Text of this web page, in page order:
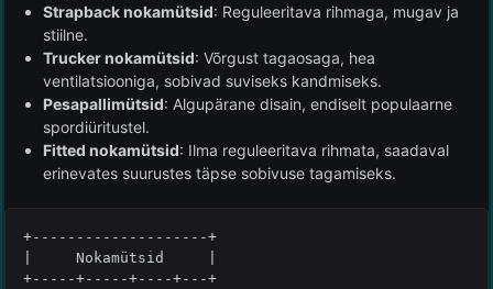
Strapback nokamütsid: Reguleeritava rihmaga, mugav ja
stiilne.
Trucker nokamütsid: Võrgust tagaosaga, hea
ventilatsiooniga, sobivad suviseks kandmiseks.
Pesapallimütsid: Algupärane disain, endiselt populaarne
spordiüritustel.
Fitted nokamütsid: Ilma reguleeritava rihmata, saadaval
erinevates suurustes täpse sobivuse tagamiseks.
+--------------------+
|     Nokamütsid     |
+-----+-----+----+---+